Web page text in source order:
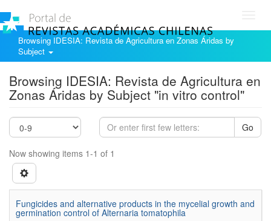
Browsing IDESIA: Revista de Agricultura en Zonas Áridas by
Subject
Browsing IDESIA: Revista de Agricultura en
Zonas Áridas by Subject "in vitro control"
Go
Now showing items 1-1 of 1
Fungicides and alternative products in the mycelial growth and
germination control of Alternaria tomatophila